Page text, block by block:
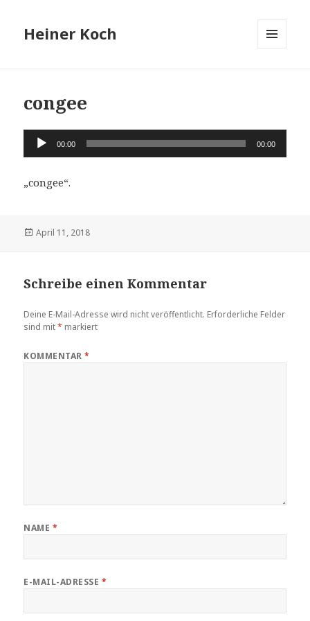
Heiner Koch
congee
Audio-
Player
00:00 00:00
„congee“.
Veröffentlicht
April 11, 2018
Schreibe einen Kommentar
Deine E-Mail-Adresse wird nicht veröffentlicht. Erforderliche Felder
sind mit* markiert
KOMMENTAR*
NAME *
E-MAIL-ADRESSE *